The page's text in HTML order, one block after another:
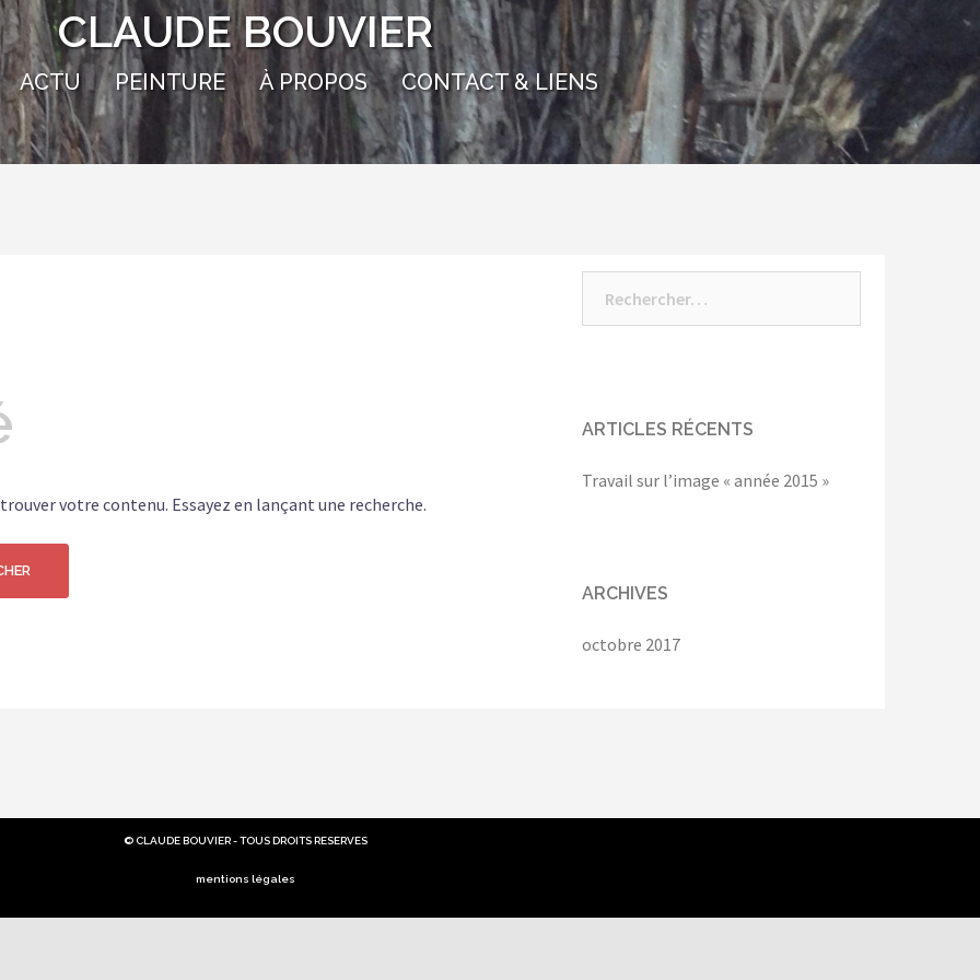
CLAUDE BOUVIER
ACTU PEINTURE À PROPOS CONTACT & LIENS
votre contenu. Essayez en lançant une recherche.
ARTICLES RÉCENTS
Travail sur l’image « année 2015 »
ARCHIVES
octobre 2017
© CLAUDE BOUVIER - TOUS DROITS RESERVES
mentions légales